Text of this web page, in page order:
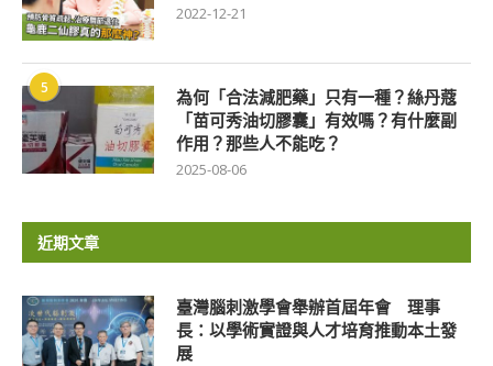
2022-12-21
5
為何「合法減肥藥」只有一種？絲丹蔻
「苗可秀油切膠囊」有效嗎？有什麼副
作用？那些人不能吃？
2025-08-06
近期文章
臺灣腦刺激學會舉辦首屆年會 理事
長：以學術實證與人才培育推動本土發
展